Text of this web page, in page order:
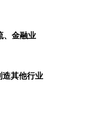
、金融业
造其他行业